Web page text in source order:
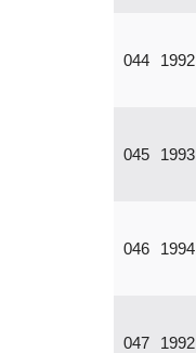
044 1992
045 1993
046 1994
047 1992